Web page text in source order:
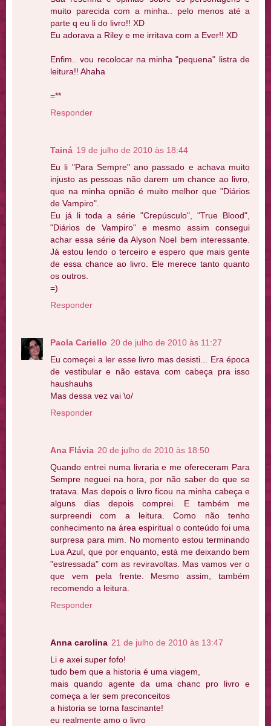
muito parecida com a minha.. pelo menos até a
parte q eu li do livro!! XD
Eu adorava a Riley e me irritava com a Ever!! XD
Enfim.. vou recolocar na minha "pequena" listra de
leitura!! Ahaha
=**
Responder
Tainá 19 de julho de 2010 às 18:44
Eu li "Para Sempre" ano passado e achava muito
injusto as pessoas não darem um chance ao livro,
que na minha opnião é muito melhor que "Diários
de Vampiro".
Eu já li toda a série "Crepúsculo", "True Blood",
"Diários de Vampiro" e mesmo assim consegui
achar essa série da Alyson Noel bem interessante.
Já estou lendo o terceiro e espero que mais gente
de essa chance ao livro. Ele merece tanto quanto
os outros.
=)
Responder
Paola Cariello 20 de julho de 2010 às 11:27
Eu começei a ler esse livro mas desisti... Era época
de vestibular e não estava com cabeça pra isso
haushauhs
Mas dessa vez vai \o/
Responder
Ana Flávia 20 de julho de 2010 às 18:50
Quando entrei numa livraria e me ofereceram Para
Sempre neguei na hora, por não saber do que se
tratava. Mas depois o livro ficou na minha cabeça e
alguns dias depois comprei. E também me
surpreendi com a leitura. Como não tenho
conhecimento na área espiritual o conteúdo foi uma
surpresa para mim. No momento estou terminando
Lua Azul, que por enquanto, está me deixando bem
"estressada" com as reviravoltas. Mas vamos ver o
que vem pela frente. Mesmo assim, também
recomendo a leitura.
Responder
Anna carolina 21 de julho de 2010 às 13:47
Li e axei super fofo!
tudo bem que a historia é uma viagem,
mais quando agente da uma chanc pro livro e
começa a ler sem preconceitos
a historia se torna fascinante!
eu realmente amo o livro